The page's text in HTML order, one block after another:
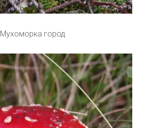
Мухоморка город